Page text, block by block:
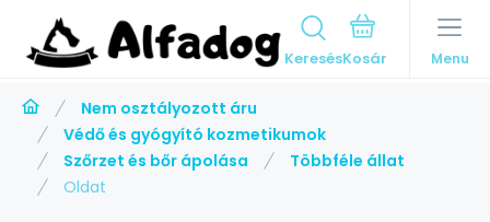
Keresés Menu
Nem osztályozott áru
Védő és gyógyító kozmetikumok
Szőrzet és bőr ápolása
Többféle állat
Oldat